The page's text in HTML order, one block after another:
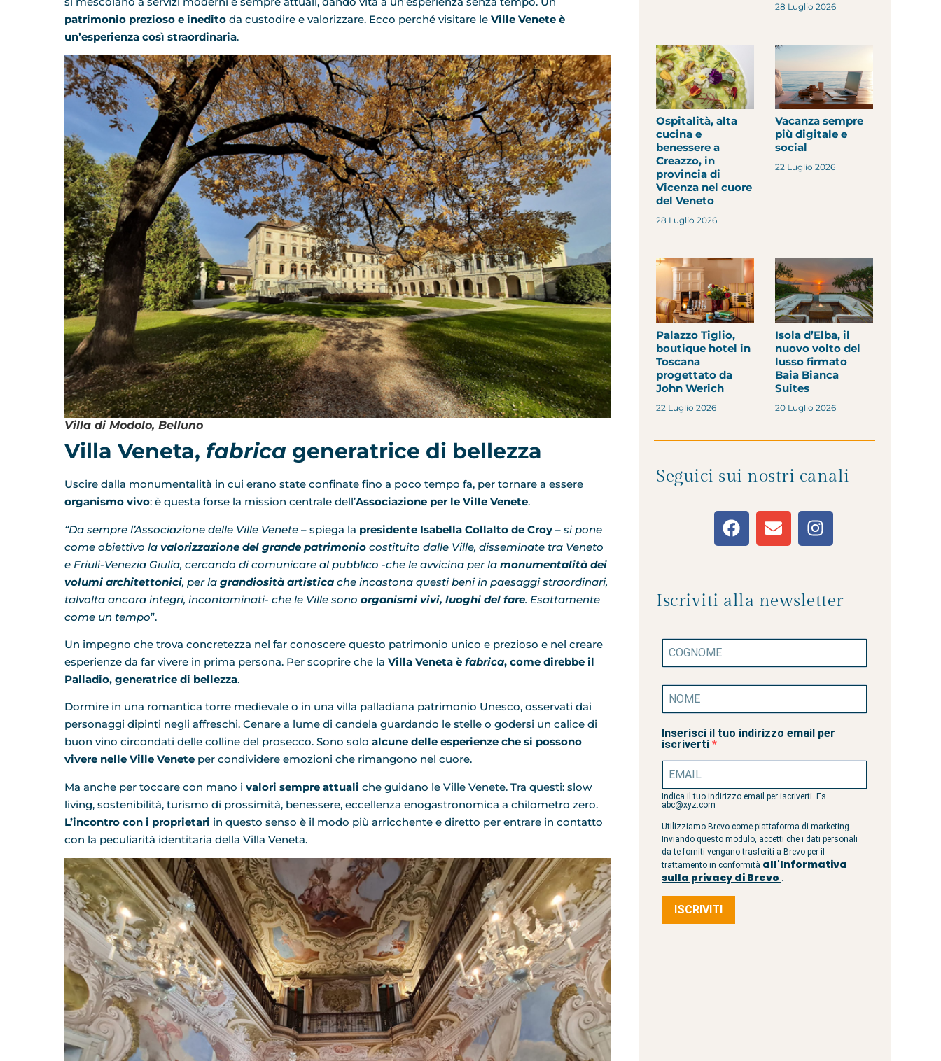
patrimonio prezioso e inedito da custodire e valorizzare. Ecco perché visitare le Ville Venete è
un’esperienza così straordinaria.
Villa di Modolo, Belluno
Villa Veneta, fabrica generatrice di bellezza
Uscire dalla monumentalità in cui erano state confinate fino a poco tempo fa, per tornare a essere
organismo vivo: è questa forse la mission centrale dell’Associazione per le Ville Venete.
“Da sempre l’Associazione delle Ville Venete – spiega la presidente Isabella Collalto de Croy – si pone
come obiettivo la valorizzazione del grande patrimonio costituito dalle Ville, disseminate tra Veneto
e Friuli-Venezia Giulia, cercando di comunicare al pubblico -che le avvicina per la monumentalità dei
volumi architettonici, per la grandiosità artistica che incastona questi beni in paesaggi straordinari,
talvolta ancora integri, incontaminati- che le Ville sono organismi vivi, luoghi del fare. Esattamente
come un tempo”.
Un impegno che trova concretezza nel far conoscere questo patrimonio unico e prezioso e nel creare
esperienze da far vivere in prima persona. Per scoprire che la Villa Veneta è fabrica, come direbbe il
Palladio, generatrice di bellezza.
Dormire in una romantica torre medievale o in una villa palladiana patrimonio Unesco, osservati dai
personaggi dipinti negli affreschi. Cenare a lume di candela guardando le stelle o godersi un calice di
buon vino circondati delle colline del prosecco. Sono solo alcune delle esperienze che si possono
vivere nelle Ville Venete per condividere emozioni che rimangono nel cuore.
Ma anche per toccare con mano i valori sempre attuali che guidano le Ville Venete. Tra questi: slow
living, sostenibilità, turismo di prossimità, benessere, eccellenza enogastronomica a chilometro zero.
L’incontro con i proprietari in questo senso è il modo più arricchente e diretto per entrare in contatto
con la peculiarità identitaria della Villa Veneta.
28 Luglio 2026
Ospitalità, alta
cucina e
benessere a
Creazzo, in
provincia di
Vicenza nel cuore
del Veneto
28 Luglio 2026
Vacanza sempre
più digitale e
social
22 Luglio 2026
Palazzo Tiglio,
boutique hotel in
Toscana
progettato da
John Werich
22 Luglio 2026
Isola d’Elba, il
nuovo volto del
lusso firmato
Baia Bianca
Suites
20 Luglio 2026
Seguici sui nostri canali
Iscriviti alla newsletter
Inserisci il tuo indirizzo email per
iscriverti
Indica il tuo indirizzo email per iscriverti. Es.
abc@xyz.com
Utilizziamo Brevo come piattaforma di marketing.
Inviando questo modulo, accetti che i dati personali
da te forniti vengano trasferiti a Brevo per il
trattamento in conformità all'Informativa
sulla privacy di Brevo
ISCRIVITI